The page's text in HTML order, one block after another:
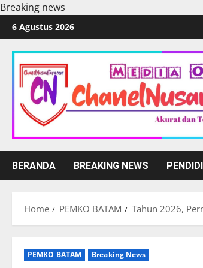
Breaking news
Skip
to
content
6 Agustus 2026
BERANDA BREAKING NEWS
Home PEMKO BATAM Tahun 2026,
PEMKO BATAM Breaking News